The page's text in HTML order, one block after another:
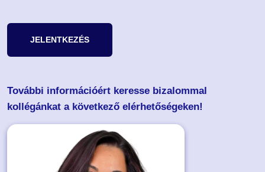
JELENTKEZÉS
További információért keresse bizalommal
kollégánkat a következő elérhetőségeken!